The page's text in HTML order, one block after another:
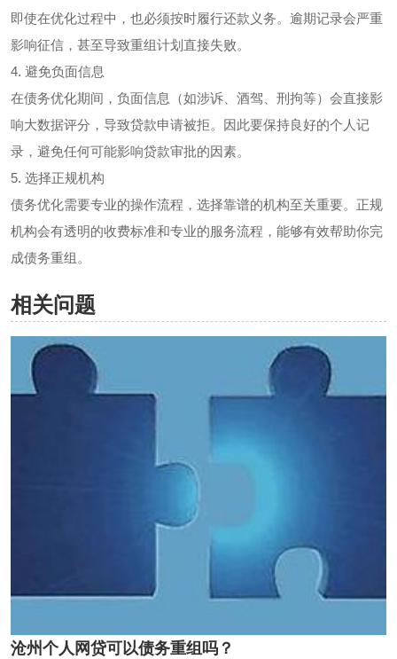
即使在优化过程中，也必须按时履行还款义务。逾期记录会严重
影响征信，甚至导致重组计划直接失败。
4. 避免负面信息
在债务优化期间，负面信息（如涉诉、酒驾、刑拘等）会直接影
响大数据评分，导致贷款申请被拒。因此要保持良好的个人记
录，避免任何可能影响贷款审批的因素。
5. 选择正规机构
债务优化需要专业的操作流程，选择靠谱的机构至关重要。正规
机构会有透明的收费标准和专业的服务流程，能够有效帮助你完
成债务重组。
相关问题
沧州个人网贷可以债务重组吗？